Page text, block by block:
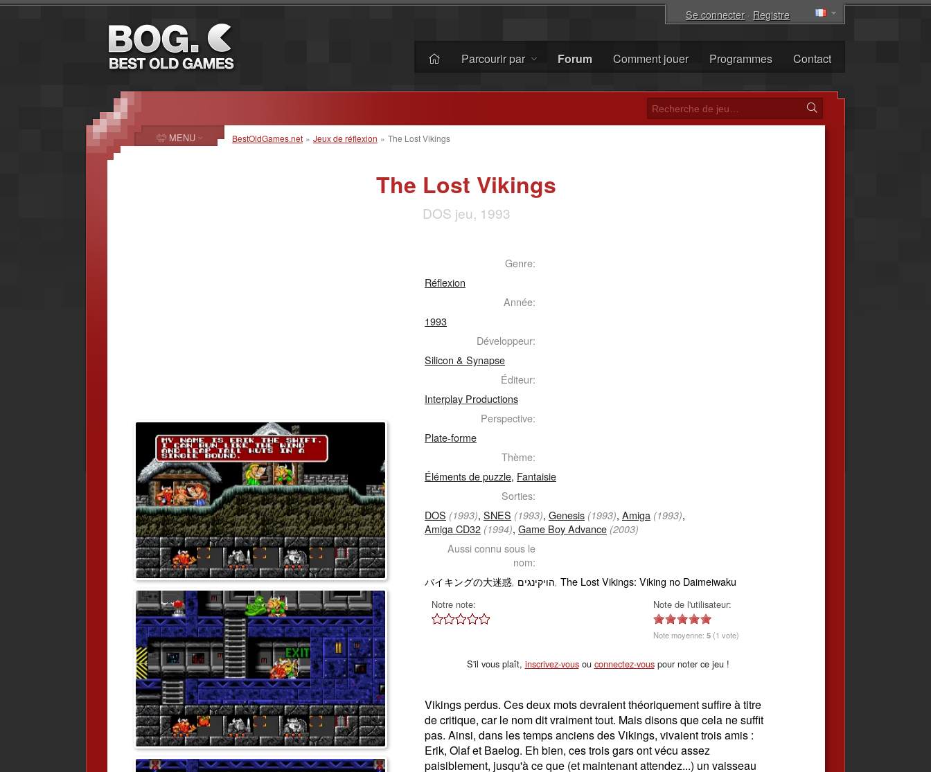
Se connecter· Registre
Parcourir par Forum Comment jouer Programmes Contact
BestOldGames.net » Jeux de réflexion » The Lost Vikings
The Lost Vikings
DOS jeu, 1993
Genre:
Réflexion
Année:
1993
Développeur:
Silicon & Synapse
Éditeur:
Interplay Productions
Perspective:
Plate-forme
Thème:
Éléments de puzzle, Fantaisie
Sorties:
DOS (1993), SNES (1993), Genesis (1993), Amiga (1993),
Amiga CD32 (1994), Game Boy Advance (2003)
Aussi connu sous le
nom:
バイキングの大迷惑, הויקינגים, The Lost Vikings: Viking no Daimeiwaku
Notre note: Note de l'utilisateur:
Note moyenne: 5 (1 vote)
S'il vous plaît, inscrivez-vousou connectez-vouspour noter ce jeu !
Vikings perdus. Ces deux mots devraient théoriquement suffire à titre
de critique, car le nom dit vraiment tout. Mais disons que cela ne suffit
pas. Ainsi, dans les temps anciens des Vikings, vivaient trois amis :
Erik, Olaf et Baelog. Eh bien, ces trois gars ont vécu assez
paisiblement, jusqu'à ce que (et maintenant attendez...) un vaisseau
MENU